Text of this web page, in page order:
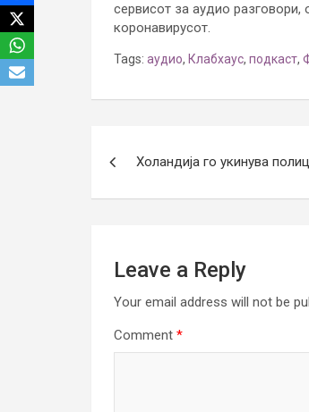
сервисот за аудио
коронавирусот.
Tags: аудио, Клабхаус, подкаст,
navigation
Холандија го укинува
Leave a Reply
Your email address will not be
Comment *